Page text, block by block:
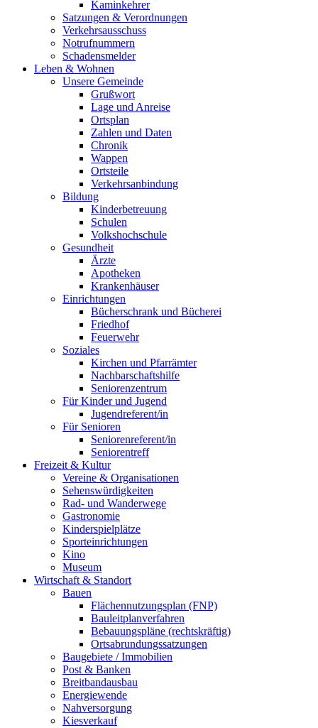
Kaminkehrer
Satzungen & Verordnungen
Verkehrsausschuss
Notrufnummern
Schadensmelder
Leben & Wohnen
Unsere Gemeinde
Grußwort
Lage und Anreise
Ortsplan
Zahlen und Daten
Chronik
Wappen
Ortsteile
Verkehrsanbindung
Bildung
Kinderbetreuung
Schulen
Volkshochschule
Gesundheit
Ärzte
Apotheken
Krankenhäuser
Einrichtungen
Bücherschrank und Bücherei
Friedhof
Feuerwehr
Soziales
Kirchen und Pfarrämter
Nachbarschaftshilfe
Seniorenzentrum
Für Kinder und Jugend
Jugendreferent/in
Für Senioren
Seniorenreferent/in
Seniorentreff
Freizeit & Kultur
Vereine & Organisationen
Sehenswürdigkeiten
Rad- und Wanderwege
Gastronomie
Kinderspielplätze
Sporteinrichtungen
Kino
Museum
Wirtschaft & Standort
Bauen
Flächennutzungsplan (FNP)
Bauleitplanverfahren
Bebauungspläne (rechtskräftig)
Ortsabrundungssatzungen
Baugebiete / Immobilien
Post & Banken
Breitbandausbau
Energiewende
Nahversorgung
Kiesverkauf